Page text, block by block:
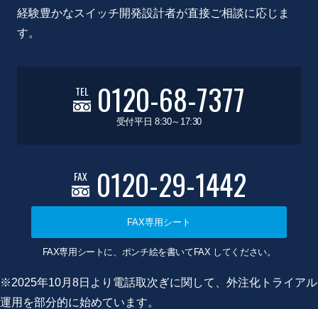
経験豊かなスイッチ開発設計者が直接ご相談に応じま
す。
TEL 0120-68-7377
受付平日 8:30～17:30
FAX 0120-29-1442
FAX専用シート
FAX専用シートに、ポンチ絵を書いてFAX してください。
※2025年10月8日より電話取次ぎに関して、外注化トライアル
運用を部分的に始めています。